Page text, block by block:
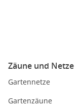
Zäune und Netze
Gartennetze
Gartenzäune